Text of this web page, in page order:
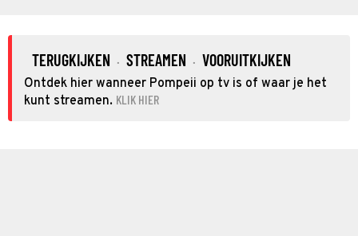
TERUGKIJKEN · STREAMEN · VOORUITKIJKEN
Ontdek hier wanneer Pompeii op tv is of waar je het
kunt streamen. KLIK HIER